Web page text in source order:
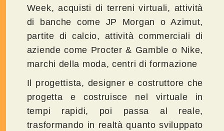
Week, acquisti di terreni virtuali, attività
di banche come JP Morgan o Azimut,
partite di calcio, attività commerciali di
aziende come Procter & Gamble o Nike,
marchi della moda, centri di formazione
Il progettista, designer e costruttore che
progetta e costruisce nel virtuale in
tempi rapidi, poi passa al reale,
trasformando in realtà quanto sviluppato